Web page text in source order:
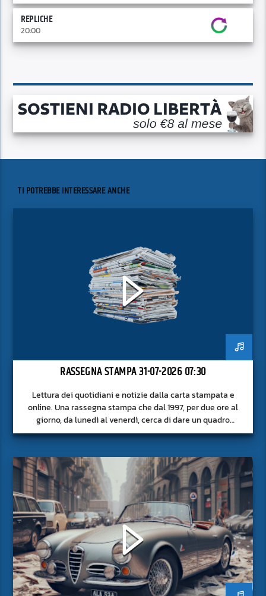
REPLICHE
20:00
TI POTREBBE INTERESSARE ANCHE
RASSEGNA STAMPA 31-07-2026 07:30
Lettura dei quotidiani e notizie dalla carta stampata e
online. Una rassegna stampa che dal 1997, per due ore al
giorno, da lunedì al venerdì, cerca di dare un quadro
approfondito delle notizie del giorno, senza fermarsi alla